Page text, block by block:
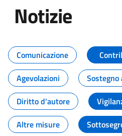
Notizie
Tutti i contenuti
Comunicazione
Agevolazioni
Diritto d'autore
Altre misure